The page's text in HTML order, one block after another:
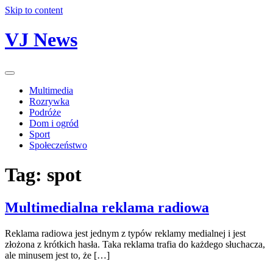
Skip to content
VJ News
Multimedia
Rozrywka
Podróże
Dom i ogród
Sport
Społeczeństwo
Tag: spot
Multimedialna reklama radiowa
Reklama radiowa jest jednym z typów reklamy medialnej i jest
złożona z krótkich hasła. Taka reklama trafia do każdego słuchacza,
ale minusem jest to, że […]